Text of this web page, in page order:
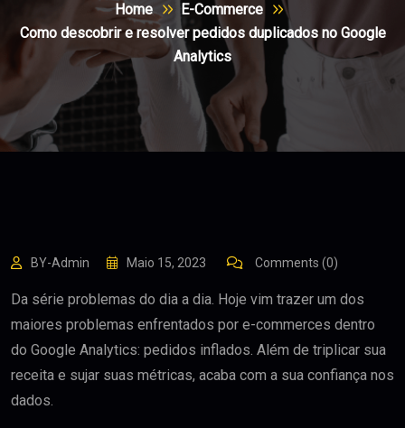
Home
E-Commerce
Como descobrir e resolver pedidos duplicados no Google
Analytics
BY-Admin Maio 15, 2023 Comments (0)
Da série problemas do dia a dia. Hoje vim trazer um dos
maiores problemas enfrentados por e-commerces dentro
do Google Analytics: pedidos inflados. Além de triplicar sua
receita e sujar suas métricas, acaba com a sua confiança nos
dados.